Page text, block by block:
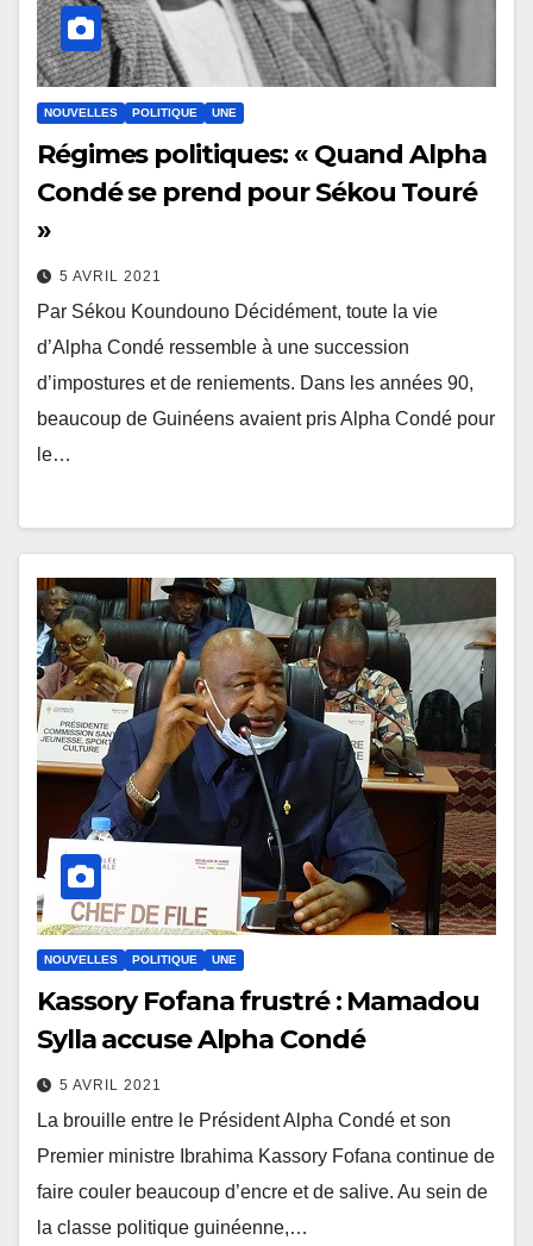
NOUVELLES POLITIQUE UNE
Régimes politiques: « Quand Alpha
Condé se prend pour Sékou Touré
»
5 AVRIL 2021
Par Sékou Koundouno Décidément, toute la vie
d’Alpha Condé ressemble à une succession
d’impostures et de reniements. Dans les années 90,
beaucoup de Guinéens avaient pris Alpha Condé pour
le…
NOUVELLES POLITIQUE UNE
Kassory Fofana frustré : Mamadou
Sylla accuse Alpha Condé
5 AVRIL 2021
La brouille entre le Président Alpha Condé et son
Premier ministre Ibrahima Kassory Fofana continue de
faire couler beaucoup d’encre et de salive. Au sein de
la classe politique guinéenne,…